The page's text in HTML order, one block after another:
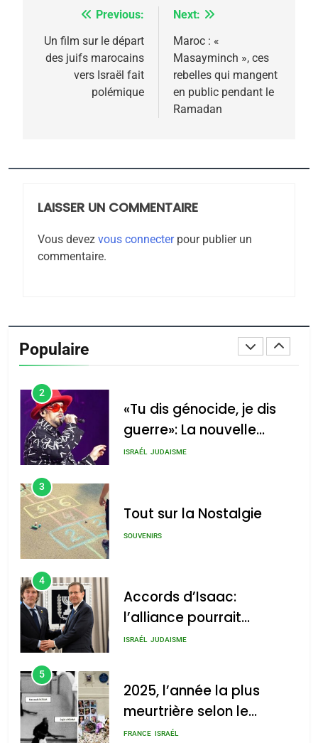
Navigation
de
l’article
Previous:
Un film sur le départ
des juifs marocains
vers Israël fait
polémique
Next:
Maroc : «
Masayminch », ces
rebelles qui mangent
en public pendant le
Ramadan
LAISSER UN COMMENTAIRE
Vous devez vous connecterpour publier un
commentaire.
Populaire
FIÈRE, DIGNE ET RÉSILIENTE :
POURQUOI JE REVENDIQUE
MA JUDAÏTE par Thérèse
Zrihen-Dvir
ISRAÉL JUDAISME
JUDAISME
8
Tafraout, le miel de Tadla
2
«Tu dis génocide, je dis
guerre»: La nouvelle
chanson de Boy George
ISRAÉL JUDAISME
3
Tout sur la Nostalgie
SOUVENIRS
4
Accords d’Isaac:
l’alliance pourrait
s’étendre à 13 pays
ISRAÉL JUDAISME
5
2025, l’année la plus
meurtrière selon le
rapport d’ADL contre
FRANCE ISRAÉL